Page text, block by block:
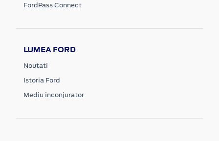
FordPass Connect
LUMEA FORD
Noutati
Istoria Ford
Mediu inconjurator